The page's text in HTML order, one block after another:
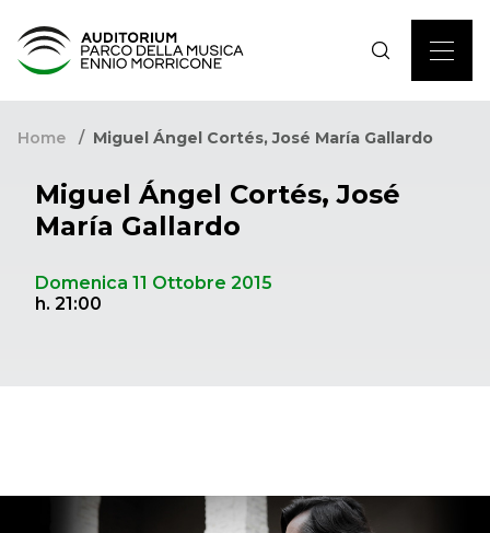
Home Miguel Ángel Cortés, José María Gallardo
Miguel Ángel Cortés, José
María Gallardo
Domenica 11 Ottobre 2015
h. 21:00